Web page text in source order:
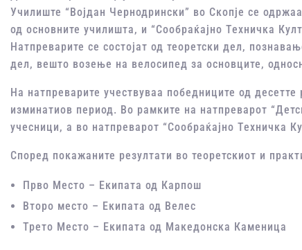
Училиште “Војдан Чернодрински” во Скопје се
од основните училишта, и “Сообраќајно Техничка
Натпреварите се состојат од теоретски дел,
дел, вешто возење на велосипед за основците,
На натпреварите учествуваа победниците од
изминатиов период. Во рамките на натпреварот
учесници, а во натпреварот “Сообраќајно Техничка
Според покажаните резултати во теоретскиот и
Прво Место – Екипата од Карпош
Второ место – Екипата од Велес
Трето Место – Екипата од Македонска Каменица